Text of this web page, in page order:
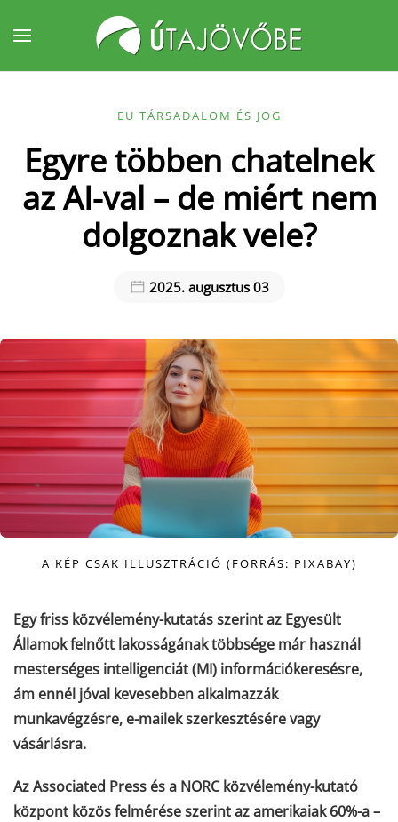
Fő tartalom átugrása
EU TÁRSADALOM ÉS JOG
Egyre többen chatelnek
az AI-val – de miért nem
dolgoznak vele?
2025. augusztus 03
A KÉP CSAK ILLUSZTRÁCIÓ (FORRÁS: PIXABAY)
Egy friss közvélemény-kutatás szerint az Egyesült
Államok felnőtt lakosságának többsége már használ
mesterséges intelligenciát (MI) információkeresésre,
ám ennél jóval kevesebben alkalmazzák
munkavégzésre, e-mailek szerkesztésére vagy
vásárlásra.
Az Associated Press és a NORC közvélemény-kutató
központ közös felmérése szerint az amerikaiak 60%-a –